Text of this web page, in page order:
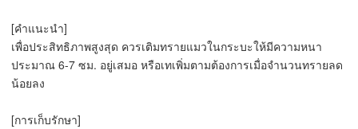
[คำแนะนำ]
เพื่อประสิทธิภาพสูงสุด ควรเติมทรายแมวในกระบะให้มีความหนา
ประมาณ 6-7 ซม. อยู่เสมอ หรือเทเพิ่มตามต้องการเมื่อจำนวนทรายลด
น้อยลง
[การเก็บรักษา]